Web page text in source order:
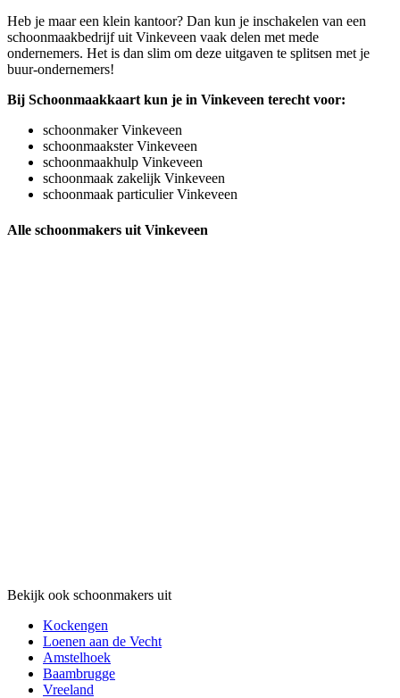
Heb je maar een klein kantoor? Dan kun je inschakelen van een
schoonmaakbedrijf uit Vinkeveen vaak delen met mede
ondernemers. Het is dan slim om deze uitgaven te splitsen met je
buur-ondernemers!
Bij Schoonmaakkaart kun je in Vinkeveen terecht voor:
schoonmaker Vinkeveen
schoonmaakster Vinkeveen
schoonmaakhulp Vinkeveen
schoonmaak zakelijk Vinkeveen
schoonmaak particulier Vinkeveen
Alle schoonmakers uit Vinkeveen
Bekijk ook schoonmakers uit
Kockengen
Loenen aan de Vecht
Amstelhoek
Baambrugge
Vreeland